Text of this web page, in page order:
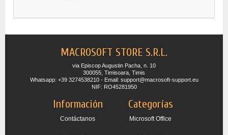
MACROSOFT STORE S.R.L.
via Episcop Augustin Pacha, n. 10
300055, Timisoara, Timis
Whatsapp: +39 3274538210 - Email: support@macrosoft-support.eu
NIF: RO45281950
Información
Contáctanos
Categorías
Microsoft Office